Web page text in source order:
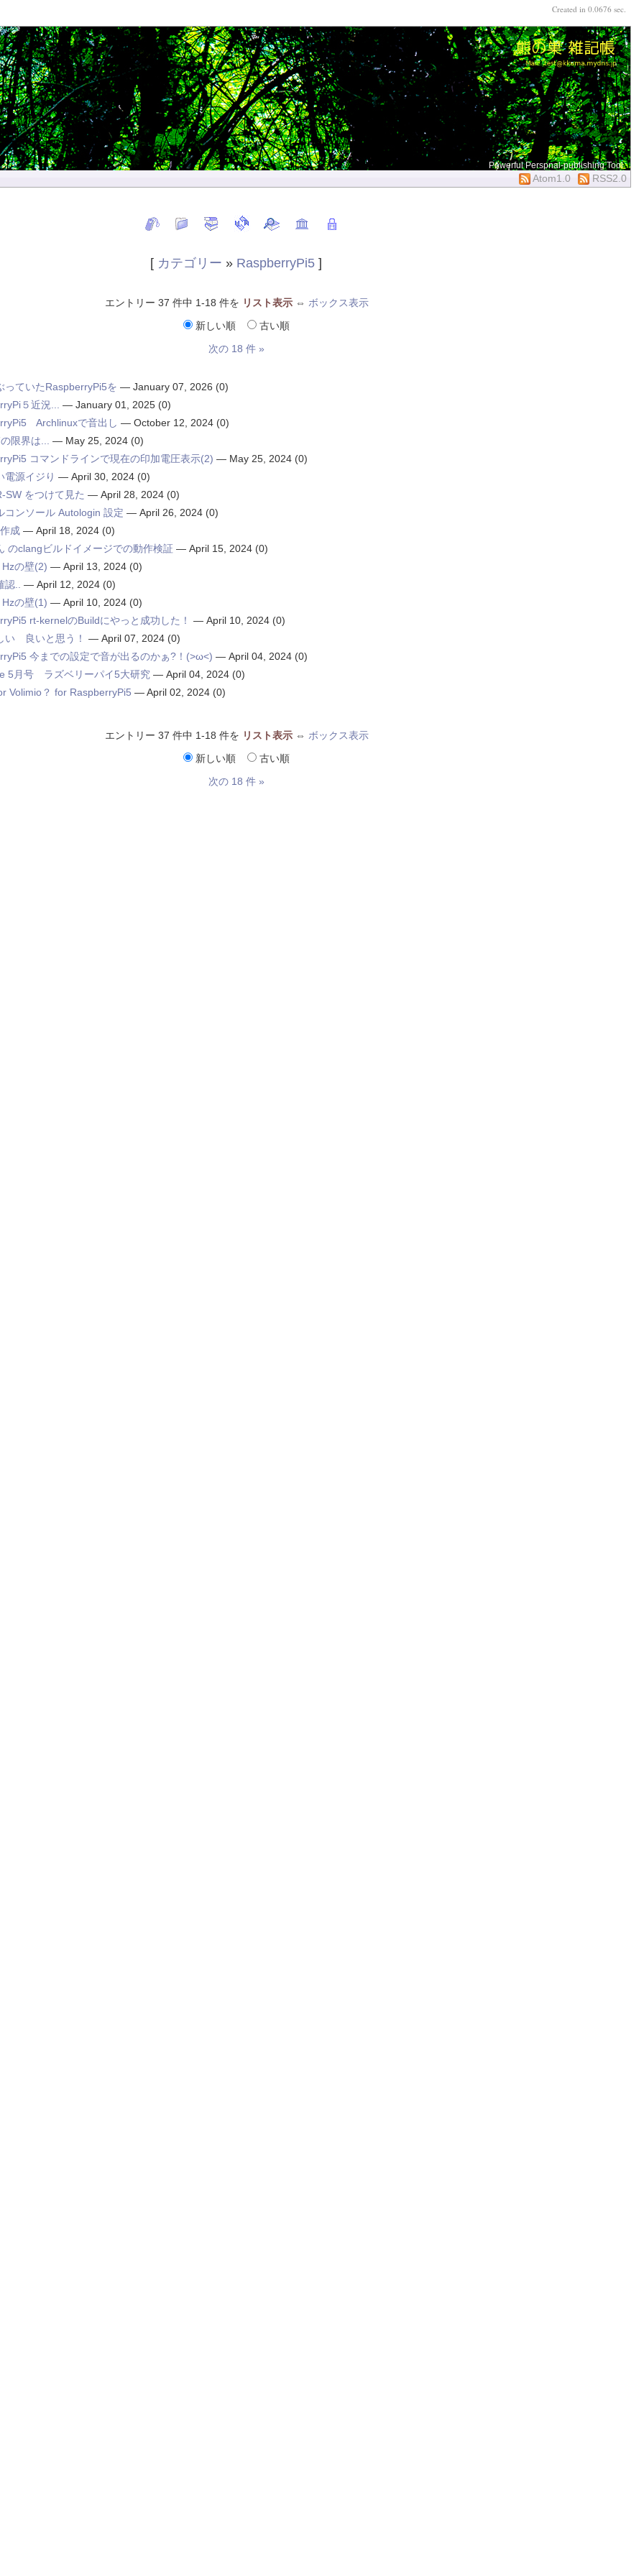
Powerful Perspnal-publishing Tool
RSS2.0
Atom1.0
[ カテゴリー » RaspberryPi5 ]
エントリー 37 件中 1-18 件を リスト表示⇔ ボックス表示
新しい順
古い順
次の 18 件 »
っていたRaspberryPi5を — January 07, 2026 (0)
５近況... — January 01, 2025 (0)
Archlinuxで音出し — October 12, 2024 (0)
限界は... — May 25, 2024 (0)
コマンドラインで現在の印加電圧表示(2) — May 25, 2024 (0)
電源イジり — April 30, 2024 (0)
SW をつけて見た — April 28, 2024 (0)
コンソール Autologin 設定 — April 26, 2024 (0)
成— April 18, 2024 (0)
のclangビルドイメージでの動作検証— April 15, 2024 (0)
の壁(2) — April 13, 2024 (0)
認.. — April 12, 2024 (0)
の壁(1) — April 10, 2024 (0)
rt-kernelのBuildにやっと成功した！
— April 10, 2024 (0)
い 良いと思う！
— April 07, 2024 (0)
今までの設定で音が出るのかぁ?！(>ω<) — April 04, 2024 (0)
5月号 ラズベリーパイ5大研究— April 04, 2024 (0)
Volimio？ for RaspberryPi5 —April 02, 2024 (0)
エントリー 37 件中 1-18 件を リスト表示⇔ ボックス表示
新しい順
古い順
次の 18 件 »
Created in 0.0676 sec.